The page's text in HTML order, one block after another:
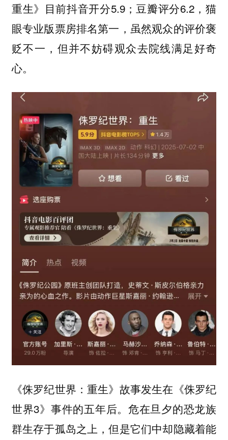
重生》目前抖音开分5.9；豆瓣评分6.2，猫
眼专业版票房排名第一，虽然观众的评价褒
贬不一，但并不妨碍观众去院线满足好奇
心。
《侏罗纪世界：重生》故事发生在《侏罗纪
世界3》事件的五年后。危在旦夕的恐龙族
群生存于孤岛之上，但是它们中却隐藏着能